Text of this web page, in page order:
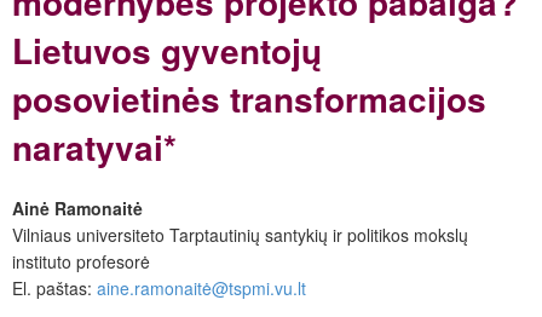
Lietuvos gyventojų
posovietinės transformacijos
naratyvai*
Ainė Ramonaitė
Vilniaus universiteto Tarptautinių santykių ir politikos mokslų
instituto profesorė
El. paštas: aine.ramonaitė@tspmi.vu.lt